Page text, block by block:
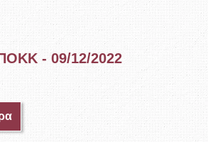
- 09/12/2022